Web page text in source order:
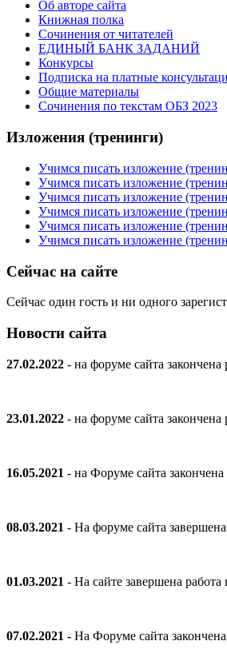
Об авторе сайта
Книжная полка
Cочинения от читателей
ЕДИНЫЙ БАНК ЗАДАНИЙ
Конкурсы
Подписка на платные
Общие материалы
Сочинения по текстам ОБЗ 2023
Изложения (тренинги)
Учимся писать изложение
Учимся писать изложение
Учимся писать изложение
Учимся писать изложение
Учимся писать изложение
Учимся писать изложение
Сейчас на сайте
Сейчас один гость и ни одного
Новости сайта
27.02.2022 - на форуме сайта
23.01.2022 - на форуме сайта
16.05.2021 - на Форуме сайта
08.03.2021 - На форуме сайта
01.03.2021 - На сайте завершена
07.02.2021 - На Форуме сайта